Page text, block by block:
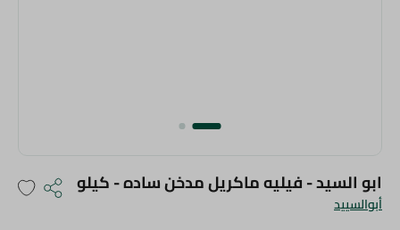
أبوالسييد
ابو السيد - فيليه ماكريل مدخن ساده - كيلو